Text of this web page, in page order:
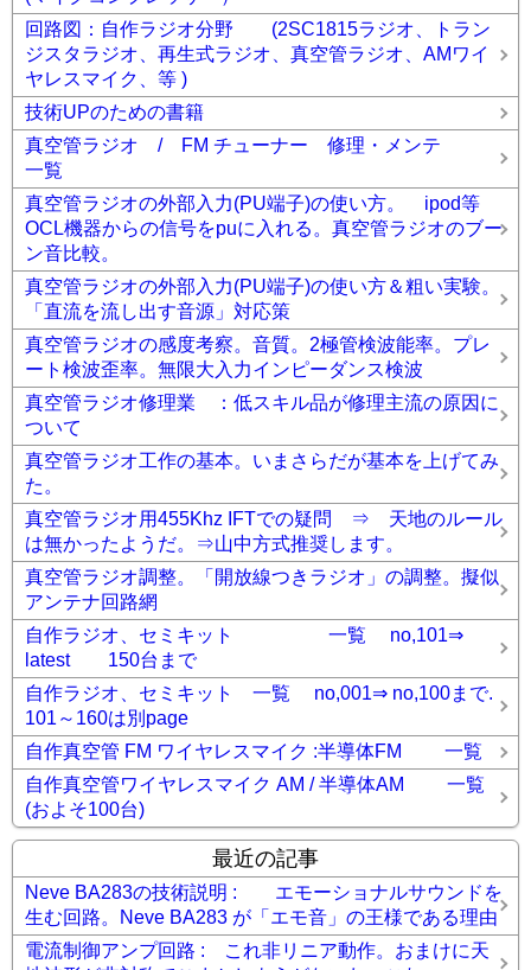
回路図：自作ラジオ分野 (2SC1815ラジオ、トラン
ジスタラジオ、再生式ラジオ、真空管ラジオ、AMワイ
ヤレスマイク、等 )
技術UPのための書籍
真空管ラジオ / FM チューナー 修理・メンテ
一覧
真空管ラジオの外部入力(PU端子)の使い方。 ipod等
OCL機器からの信号をpuに入れる。真空管ラジオのブー
ン音比較。
真空管ラジオの外部入力(PU端子)の使い方＆粗い実験。
「直流を流し出す音源」対応策
真空管ラジオの感度考察。音質。2極管検波能率。プレ
ート検波歪率。無限大入力インピーダンス検波
真空管ラジオ修理業 ：低スキル品が修理主流の原因に
ついて
真空管ラジオ工作の基本。いまさらだが基本を上げてみ
た。
真空管ラジオ用455Khz IFTでの疑問 ⇒ 天地のルール
は無かったようだ。⇒山中方式推奨します。
真空管ラジオ調整。「開放線つきラジオ」の調整。擬似
アンテナ回路網
自作ラジオ、セミキット 一覧 no,101⇒
latest 150台まで
自作ラジオ、セミキット 一覧 no,001⇒ no,100まで.
101～160は別page
自作真空管 FM ワイヤレスマイク :半導体FM 一覧
自作真空管ワイヤレスマイク AM / 半導体AM 一覧
(およそ100台)
最近の記事
Neve BA283の技術説明 : エモーショナルサウンドを
生む回路。Neve BA283 が「エモ音」の王様である理由
電流制御アンプ回路 : これ非リニア動作。おまけに天